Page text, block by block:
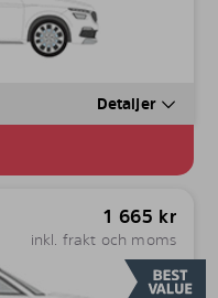
Detaljer
1 665 kr
inkl. frakt och moms